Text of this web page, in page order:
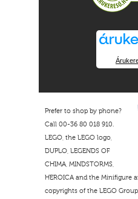
Prefer to shop by phone?
Call 00-36 80 018 910.
LEGO, the LEGO logo,
DUPLO, LEGENDS OF
CHIMA, MINDSTORMS,
HEROICA and the Minifigure
copyrights of the LEGO